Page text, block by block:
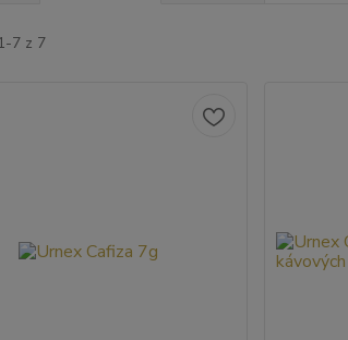
7 z 7